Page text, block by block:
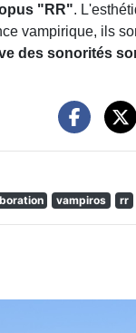
"RR".
vampirique, ils
des sonorités
vampiros rr